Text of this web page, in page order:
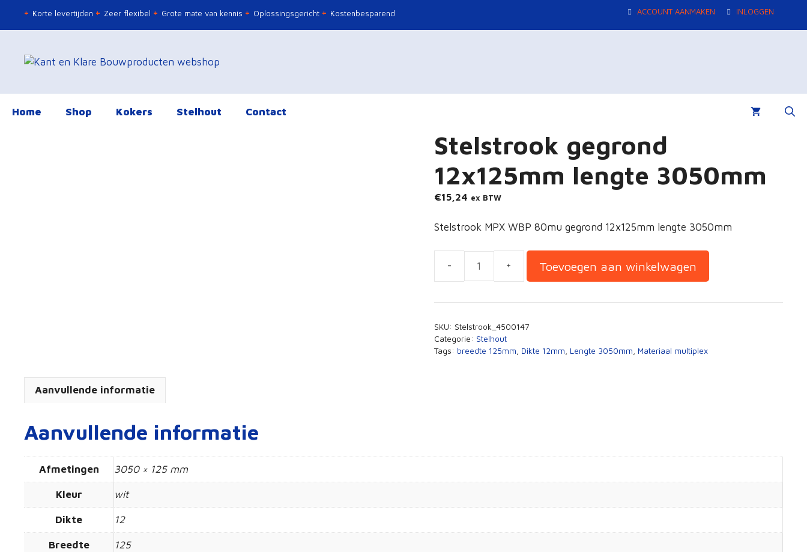
inhoud
Korte levertijden Zeer flexibel Grote mate van kennis Oplossingsgericht Kostenbesparend ACCOUNT AANMAKEN INLOGGEN
Home Shop Kokers Stelhout Contact
Stelstrook gegrond
12x125mm lengte 3050mm
€15,24 ex BTW
Stelstrook MPX WBP 80mu gegrond 12x125mm lengte 3050mm
Stelstrook
12x125mm
3050mm
aantal
Toevoegen aan winkelwagen
SKU: Stelstrook_4500147
Categorie: Stelhout
Tags: breedte 125mm Dikte 12mm Lengte 3050mm Materiaal multiplex
Aanvullende informatie
Aanvullende informatie
Afmetingen 3050 × 125 mm
Kleur wit
Dikte 12
Breedte 125